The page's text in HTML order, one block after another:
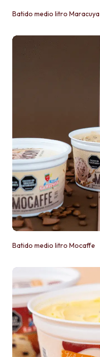
Batido medio litro Maracuya
Batido medio litro Mocaffe